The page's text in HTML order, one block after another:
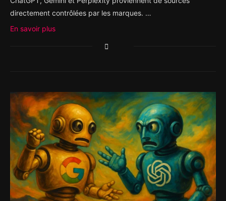
directement contrôlées par les marques. …
En savoir plus